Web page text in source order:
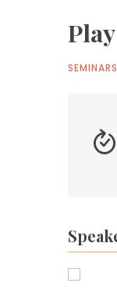
SEMINARS